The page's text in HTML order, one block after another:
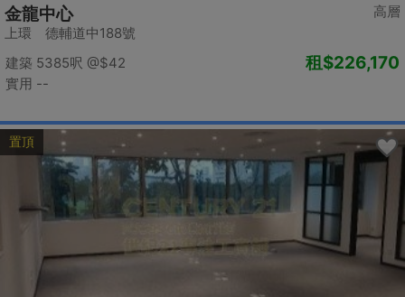
高層
金龍中心
上環 德輔道中188號
建築 5385呎 @$42
實用 --
租$226,170
置頂